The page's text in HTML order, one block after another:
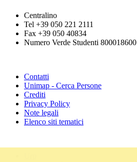
Centralino
Tel +39 050 221 2111
Fax +39 050 40834
Numero Verde Studenti 800018600
Contatti
Unimap - Cerca Persone
Crediti
Privacy Policy
Note legali
Elenco siti tematici